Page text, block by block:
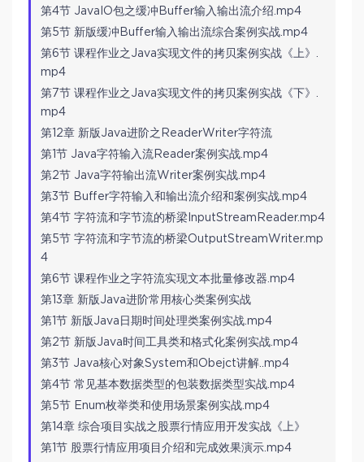
第4节 JavaIO包之缓冲Buffer输入输出流介绍.mp4
第5节 新版缓冲Buffer输入输出流综合案例实战.mp4
第6节 课程作业之Java实现文件的拷贝案例实战《上》.
mp4
第7节 课程作业之Java实现文件的拷贝案例实战《下》.
mp4
第12章 新版Java进阶之ReaderWriter字符流
第1节 Java字符输入流Reader案例实战.mp4
第2节 Java字符输出流Writer案例实战.mp4
第3节 Buffer字符输入和输出流介绍和案例实战.mp4
第4节 字符流和字节流的桥梁InputStreamReader.mp4
第5节 字符流和字节流的桥梁OutputStreamWriter.mp
4
第6节 课程作业之字符流实现文本批量修改器.mp4
第13章 新版Java进阶常用核心类案例实战
第1节 新版Java日期时间处理类案例实战.mp4
第2节 新版Java时间工具类和格式化案例实战.mp4
第3节 Java核心对象System和Obejct讲解..mp4
第4节 常见基本数据类型的包装数据类型实战.mp4
第5节 Enum枚举类和使用场景案例实战.mp4
第14章 综合项目实战之股票行情应用开发实战《上》
第1节 股票行情应用项目介绍和完成效果演示.mp4